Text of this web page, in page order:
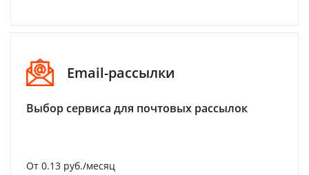
Email-рассылки
Выбор сервиса для почтовых рассылок
От 0.13 руб./месяц